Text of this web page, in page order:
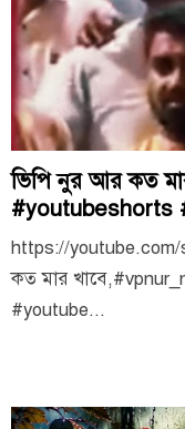
ভিপি নুর আর কত
#youtubeshorts
https://
কত মার
#youtube...